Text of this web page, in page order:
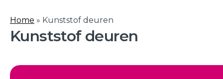
Home » Kunststof deuren
Kunststof deuren
Hepro
Brochure